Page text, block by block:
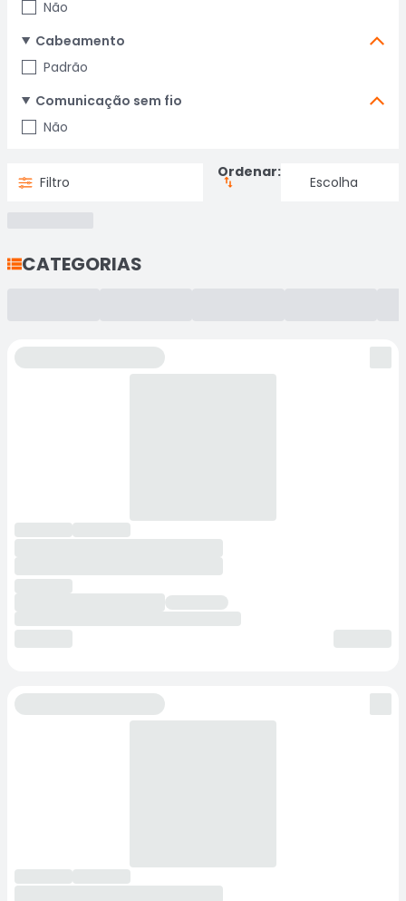
Não
Cabeamento
Padrão
Comunicação sem fio
Não
Filtro
Ordenar:
CATEGORIAS